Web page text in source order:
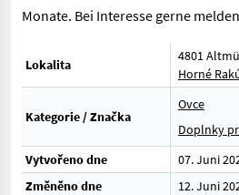
Monate. Bei Interesse gerne
Lokalita
4801
Horné
Kategorie / Značka
Ovce
Doplnky
Vytvořeno dne
07. Juni
Změněno dne
12. Juni